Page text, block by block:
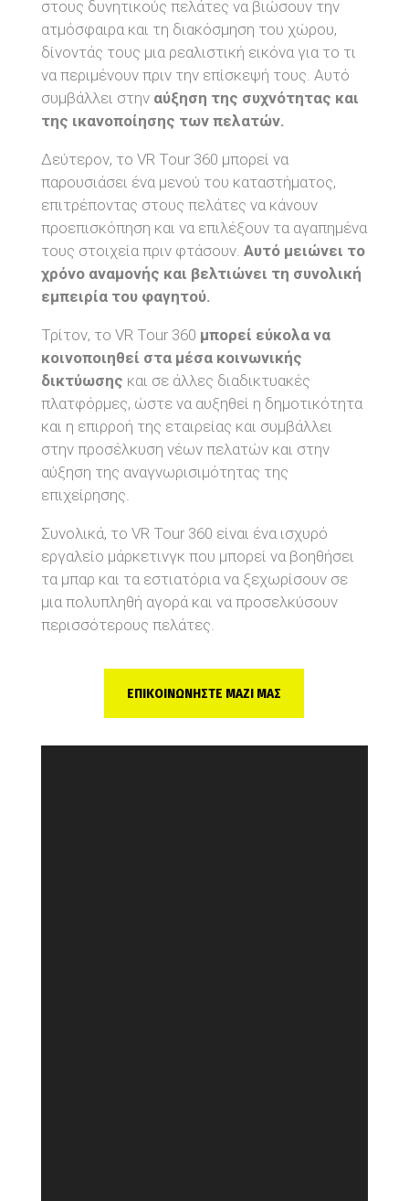
στους δυνητικούς πελάτες να βιώσουν την
ατμόσφαιρα και τη διακόσμηση του χώρου,
δίνοντάς τους μια ρεαλιστική εικόνα για το τι
να περιμένουν πριν την επίσκεψή τους. Αυτό
συμβάλλει στην αύξηση της συχνότητας και
της ικανοποίησης των πελατών.
Δεύτερον, το VR Tour 360 μπορεί να
παρουσιάσει ένα μενού του καταστήματος,
επιτρέποντας στους πελάτες να κάνουν
προεπισκόπηση και να επιλέξουν τα αγαπημένα
τους στοιχεία πριν φτάσουν. Αυτό μειώνει το
χρόνο αναμονής και βελτιώνει τη συνολική
εμπειρία του φαγητού.
Τρίτον, το VR Tour 360 μπορεί εύκολα να
κοινοποιηθεί στα μέσα κοινωνικής
δικτύωσης και σε άλλες διαδικτυακές
πλατφόρμες, ώστε να αυξηθεί η δημοτικότητα
και η επιρροή της εταιρείας και συμβάλλει
στην προσέλκυση νέων πελατών και στην
αύξηση της αναγνωρισιμότητας της
επιχείρησης.
Συνολικά, το VR Tour 360 είναι ένα ισχυρό
εργαλείο μάρκετινγκ που μπορεί να βοηθήσει
τα μπαρ και τα εστιατόρια να ξεχωρίσουν σε
μια πολυπληθή αγορά και να προσελκύσουν
περισσότερους πελάτες.
ΕΠΙΚΟΙΝΩΝΗΣΤΕ ΜΑΖΙ ΜΑΣ